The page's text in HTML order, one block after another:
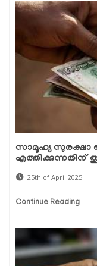
സാമൂഹ്യ സുരക്ഷാ
എത്തിക്കുന്നതിന്
25th of April 2025
Continue Reading